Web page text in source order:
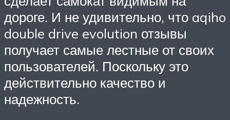
дороге. И не удивительно, что aqiho
double drive evolution отзывы
получает самые лестные от своих
пользователей. Поскольку это
действительно качество и
надежность.